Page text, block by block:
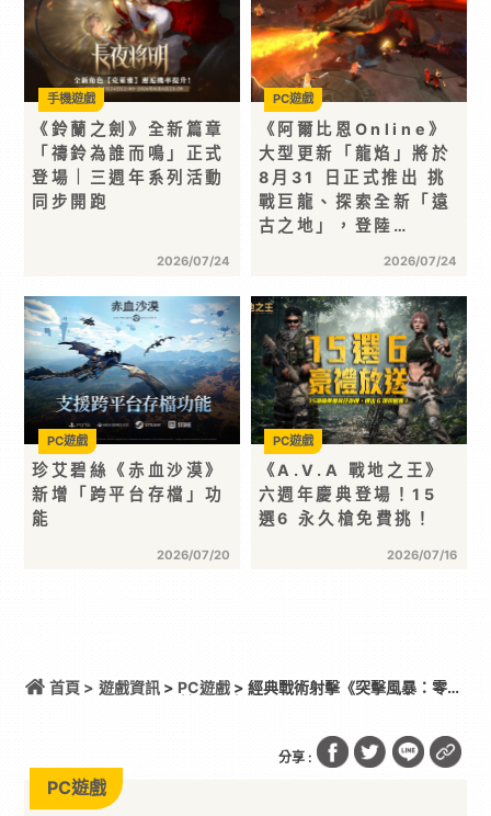
《鈴蘭之劍》全新篇章
「禱鈴為誰而鳴」正式
登場｜三週年系列活動
同步開跑
2026/07/24
手機遊戲
《阿爾比恩Online》
大型更新「龍焰」將於
8月31 日正式推出 挑
戰巨龍、探索全新「遠
古之地」，登陸…
2026/07/24
PC遊戲
珍艾碧絲《赤血沙漠》
新增「跨平台存檔」功
能
2026/07/20
PC遊戲
《A.V.A 戰地之王》
六週年慶典登場！15
選6 永久槍免費挑！
2026/07/16
PC遊戲
首頁 > 遊戲資訊> PC遊戲> 經典戰術射擊《突擊風暴：零
分享 :
PC遊戲